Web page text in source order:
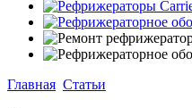
Главная Статьи